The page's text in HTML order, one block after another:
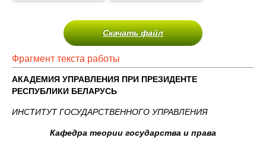
Скачать файл
Фрагмент текста работы
АКАДЕМИЯ УПРАВЛЕНИЯ ПРИ ПРЕЗИДЕНТЕ
РЕСПУБЛИКИ БЕЛАРУСЬ
ИНСТИТУТ ГОСУДАРСТВЕННОГО УПРАВЛЕНИЯ
Кафедра теории государства и права